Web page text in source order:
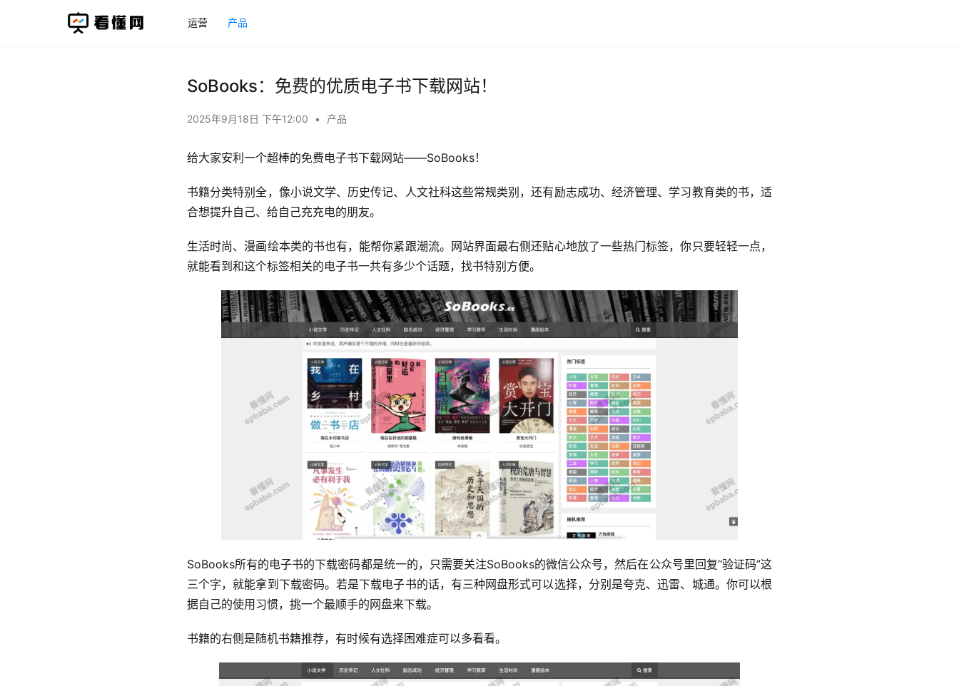
运营 产品
SoBooks：免费的优质电子书下载网站！
2025年9月18日 下午12:00 • 产品
给大家安利一个超棒的免费电子书下载网站——SoBooks！
书籍分类特别全，像小说文学、历史传记、人文社科这些常规类别，还有励志成功、经济管理、学习教育类的书，适
合想提升自己、给自己充充电的朋友。
生活时尚、漫画绘本类的书也有，能帮你紧跟潮流。网站界面最右侧还贴心地放了一些热门标签，你只要轻轻一点，
就能看到和这个标签相关的电子书一共有多少个话题，找书特别方便。
SoBooks所有的电子书的下载密码都是统一的，只需要关注SoBooks的微信公众号，然后在公众号里回复“验证码”这
三个字，就能拿到下载密码。若是下载电子书的话，有三种网盘形式可以选择，分别是夸克、迅雷、城通。你可以根
据自己的使用习惯，挑一个最顺手的网盘来下载。
书籍的右侧是随机书籍推荐，有时候有选择困难症可以多看看。